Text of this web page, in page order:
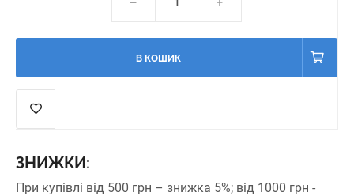
В КОШИК
ЗНИЖКИ:
При купівлі від 500 грн – знижка 5%; від 1000 грн -